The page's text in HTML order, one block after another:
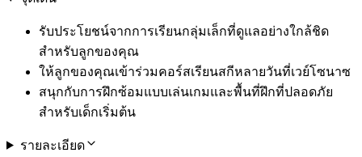
รับประโยชน์จากการเรียนกลุ่มเล็กที่ดูแลอย่างใกล้ชิด
สำหรับลูกของคุณ
ให้ลูกของคุณเข้าร่วมคอร์สเรียนสกีหลายวันที่เวย์โซนาซ
สนุกกับการฝึกซ้อมแบบเล่นเกมและพื้นที่ฝึกที่ปลอดภัย
สำหรับเด็กเริ่มต้น
รายละเอียด